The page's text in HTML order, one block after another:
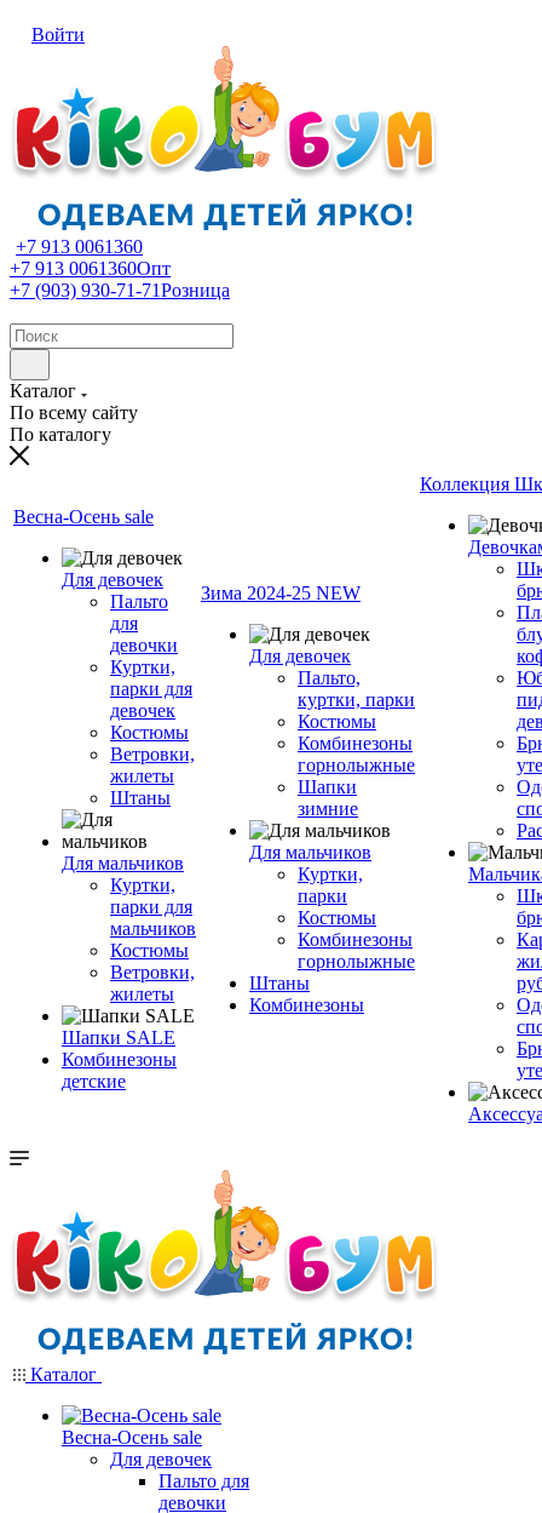
Войти
+7 913 0061360
+7 913 0061360Опт
+7 (903) 930-71-71Розница
Каталог
По всему сайту
По каталогу
Весна-Осень sale
Для девочек
Пальто
для
девочки
Куртки,
парки для
девочек
Костюмы
Ветровки,
жилеты
Штаны
Для мальчиков
Куртки,
парки для
мальчиков
Костюмы
Ветровки,
жилеты
Шапки SALE
Комбинезоны
детские
Зима 2024-25 NEW
Для девочек
Пальто,
куртки, парки
Костюмы
Комбинезоны
горнолыжные
Шапки
зимние
Для мальчиков
Куртки,
парки
Костюмы
Комбинезоны
горнолыжные
Штаны
Комбинезоны
Коллекция
Каталог
Весна-Осень sale
Для девочек
Пальто для
девочки